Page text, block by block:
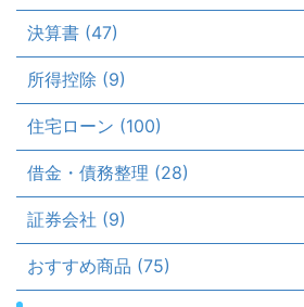
決算書 (47)
所得控除 (9)
住宅ローン (100)
借金・債務整理 (28)
証券会社 (9)
おすすめ商品 (75)